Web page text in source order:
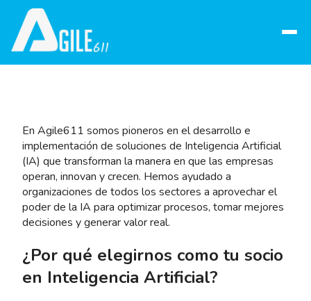
Abrir
En Agile611 somos pioneros en el desarrollo e
implementación de soluciones de Inteligencia Artificial
(IA) que transforman la manera en que las empresas
operan, innovan y crecen. Hemos ayudado a
organizaciones de todos los sectores a aprovechar el
poder de la IA para optimizar procesos, tomar mejores
decisiones y generar valor real.
¿Por qué elegirnos como tu socio
en Inteligencia Artificial?